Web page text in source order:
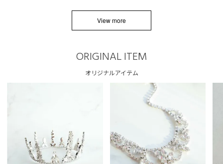
View more
ORIGINAL ITEM
オリジナルアイテム